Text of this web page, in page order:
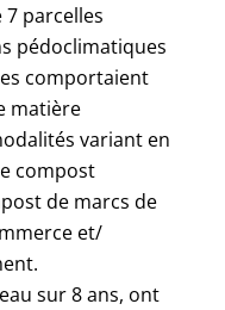
7 parcelles
pédoclimatiques
comportaient
matière
variant en
compost
de marcs de
et/
sur 8 ans, ont